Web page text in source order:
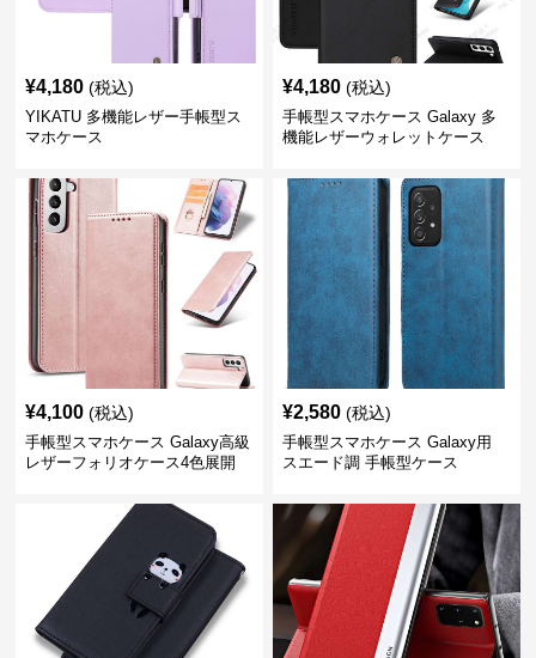
¥4,180 (税込)
YIKATU 多機能レザー手帳型ス
マホケース
¥4,180 (税込)
手帳型スマホケース Galaxy 多
機能レザーウォレットケース
¥4,100 (税込)
手帳型スマホケース Galaxy高級
レザーフォリオケース4色展開
¥2,580 (税込)
手帳型スマホケース Galaxy用
スエード調 手帳型ケース